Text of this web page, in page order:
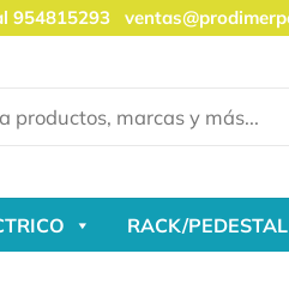
954815293
RACK/PEDESTAL